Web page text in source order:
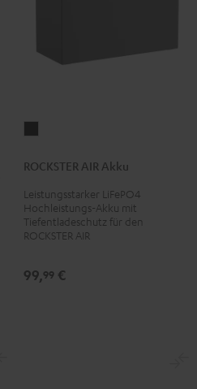
Akku
Schwarz
ROCKSTER AIR Akku
Leistungsstarker LiFePO4
Hochleistungs-Akku mit
Tiefentladeschutz für den
ROCKSTER AIR
99,99 €